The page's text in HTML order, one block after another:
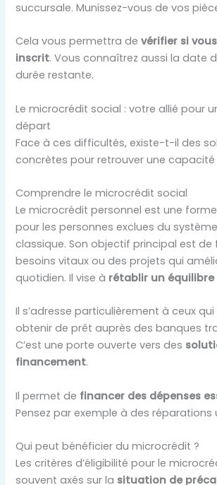
succursale. Munissez-vous de vos
Cela vous permettra devérifier si
inscrit. Vous connaîtrez aussi la date
durée restante.
Le microcrédit social : votre allié pour
départ
Face à ces difficultés, existe-t-il des
concrètes pour retrouver une capacité
Comprendre le microcrédit social
Le microcrédit personnel est une
pour les personnes exclues du
classique. Son objectif principal est de
besoins vitaux ou des projets qui
quotidien. Il vise à rétablir un
Il s’adresse particulièrement à ceux
obtenir de prêt auprès des banques
C’est une porte ouverte vers des
financement.
Il permet de financer des dépenses
Pensez par exemple à des réparations
Qui peut bénéficier du microcrédit ?
Les critères d’éligibilité pour le
souvent axés sur la situation de